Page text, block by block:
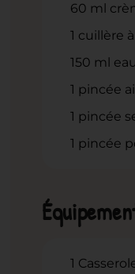
60 ml
1 cuillère
150 ml
1 pincée
1 pincée
1 pincée
1